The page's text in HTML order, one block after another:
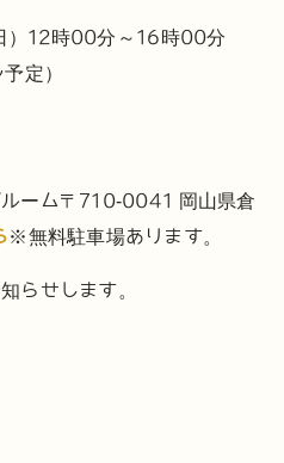
12時00分～16時00分
定）
ーム〒710-0041 岡山県倉
※無料駐車場あります。
らせします。